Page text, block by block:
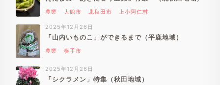
農業 大館市 北秋田市 上小阿仁村
2025年12月26日
「山内いものこ」ができるまで（平鹿地域）
農業 横手市
2025年12月26日
「シクラメン」特集（秋田地域）